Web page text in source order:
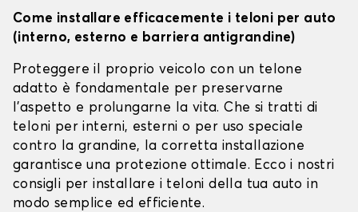
Come installare efficacemente i teloni per auto
(interno, esterno e barriera antigrandine)
Proteggere il proprio veicolo con un telone
adatto è fondamentale per preservarne
l'aspetto e prolungarne la vita. Che si tratti di
teloni per interni, esterni o per uso speciale
contro la grandine, la corretta installazione
garantisce una protezione ottimale. Ecco i nostri
consigli per installare i teloni della tua auto in
modo semplice ed efficiente.